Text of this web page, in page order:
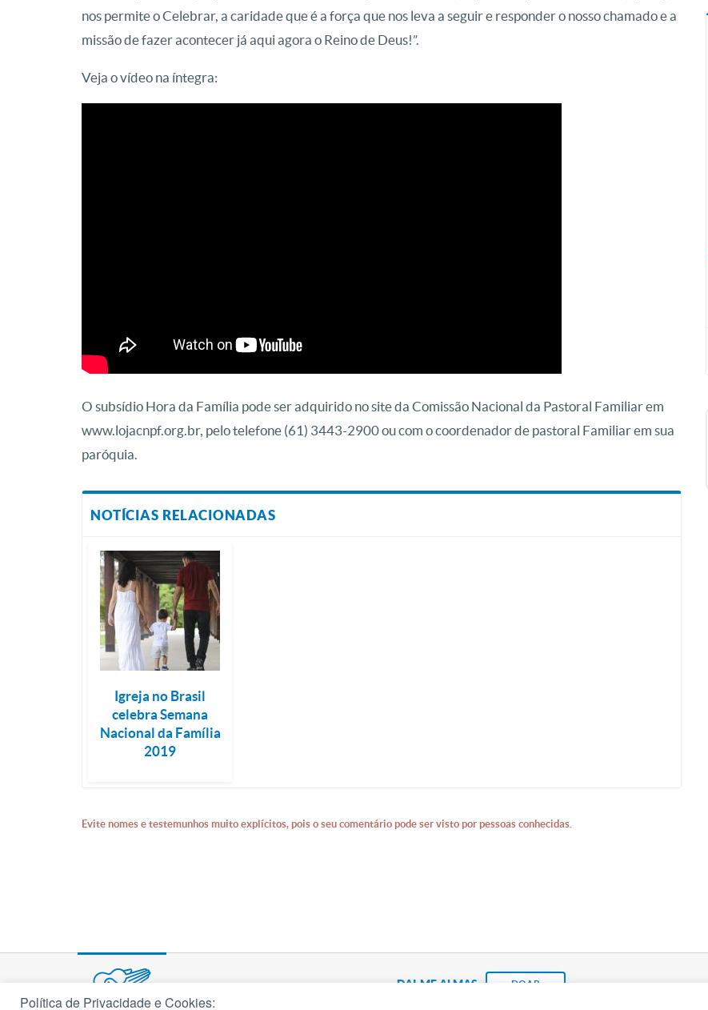
nos permite o Celebrar, a caridade que é a força que nos leva a seguir e responder o nosso chamado e a
missão de fazer acontecer já aqui agora o Reino de Deus!”.
Veja o vídeo na íntegra:
O subsídio Hora da Família pode ser adquirido no site da Comissão Nacional da Pastoral Familiar em
www.lojacnpf.org.br, pelo telefone (61) 3443-2900 ou com o coordenador de pastoral Familiar em sua
paróquia.
NOTÍCIAS RELACIONADAS
Igreja no Brasil
celebra Semana
Nacional da Família
2019
Evite nomes e testemunhos muito explícitos, pois o seu comentário pode ser visto por pessoas conhecidas.
DAI-ME ALMAS DOAR
Política de Privacidade e Cookies: